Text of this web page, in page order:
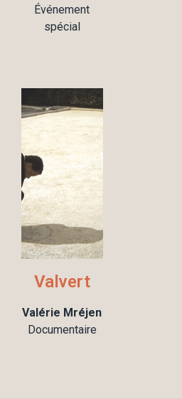
Événement
spécial
Valvert​
Valérie Mréjen
Documentaire